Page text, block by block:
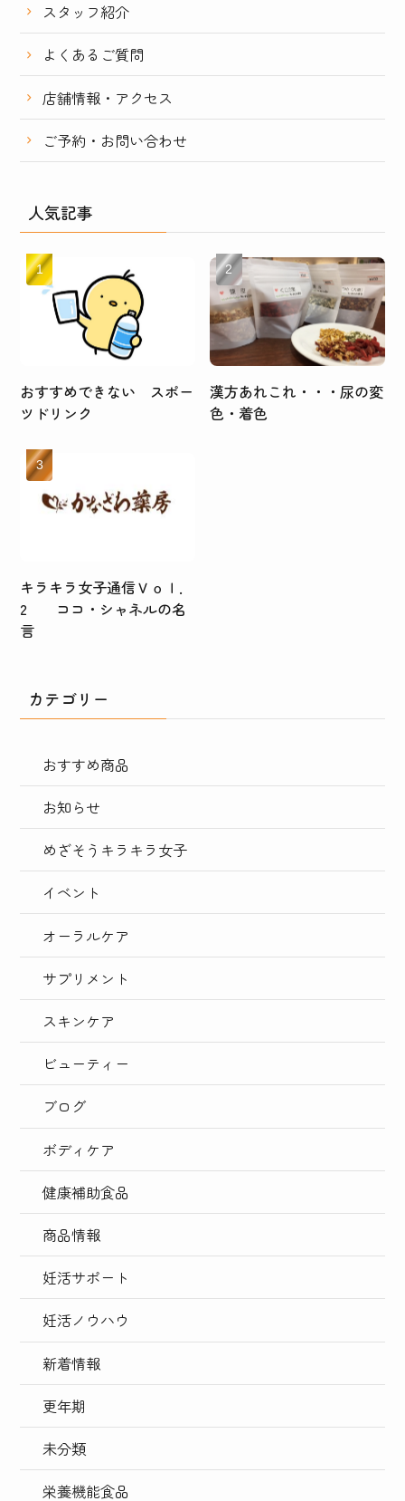
スタッフ紹介
よくあるご質問
店舗情報・アクセス
ご予約・お問い合わせ
人気記事
おすすめできない スポー
ツドリンク
漢方あれこれ・・・尿の変
色・着色
キラキラ女子通信Ｖｏｌ．
2 ココ・シャネルの名
言
カテゴリー
おすすめ商品
お知らせ
めざそうキラキラ女子
イベント
オーラルケア
サプリメント
スキンケア
ビューティー
ブログ
ボディケア
健康補助食品
商品情報
妊活サポート
妊活ノウハウ
新着情報
更年期
未分類
栄養機能食品